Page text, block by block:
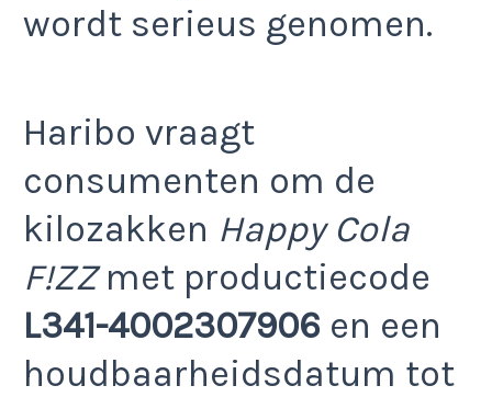
wordt serieus genomen.
Haribo vraagt
consumenten om de
kilozakken Happy Cola
F!ZZmet productiecode
L341-4002307906 en een
houdbaarheidsdatum tot